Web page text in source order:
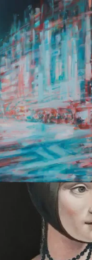
Z
DA